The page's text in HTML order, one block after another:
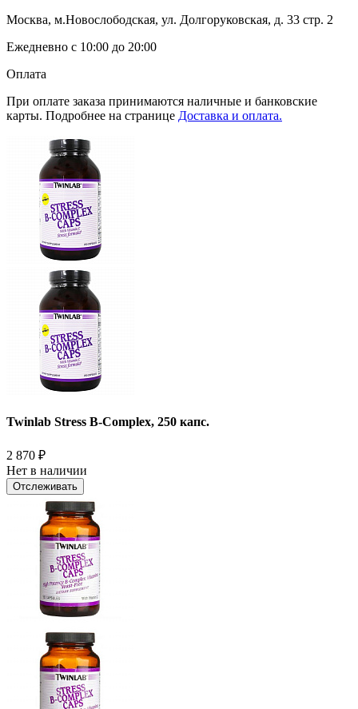
Москва, м.Новослободская, ул. Долгоруковская, д. 33 стр. 2
Ежедневно с 10:00 до 20:00
Оплата
При оплате заказа принимаются наличные и банковские
карты. Подробнее на странице Доставка и оплата.
Twinlab Stress B-Complex, 250 капс.
2 870 ₽
Нет в наличии
Отслеживать